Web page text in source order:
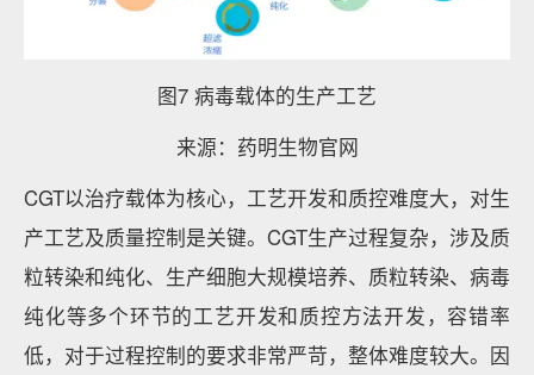
图7 病毒载体的生产工艺
来源：药明生物官网
CGT以治疗载体为核心，工艺开发和质控难度大，对生
产工艺及质量控制是关键。CGT生产过程复杂，涉及质
粒转染和纯化、生产细胞大规模培养、质粒转染、病毒
纯化等多个环节的工艺开发和质控方法开发，容错率
低，对于过程控制的要求非常严苛，整体难度较大。因